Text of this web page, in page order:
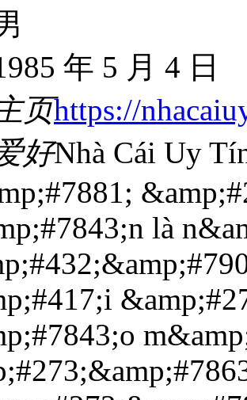
年 5 月 4 日
页https://
好Nhà Cái Uy
là